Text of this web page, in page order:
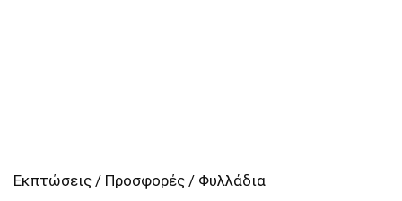
Εκπτώσεις / Προσφορές / Φυλλάδια